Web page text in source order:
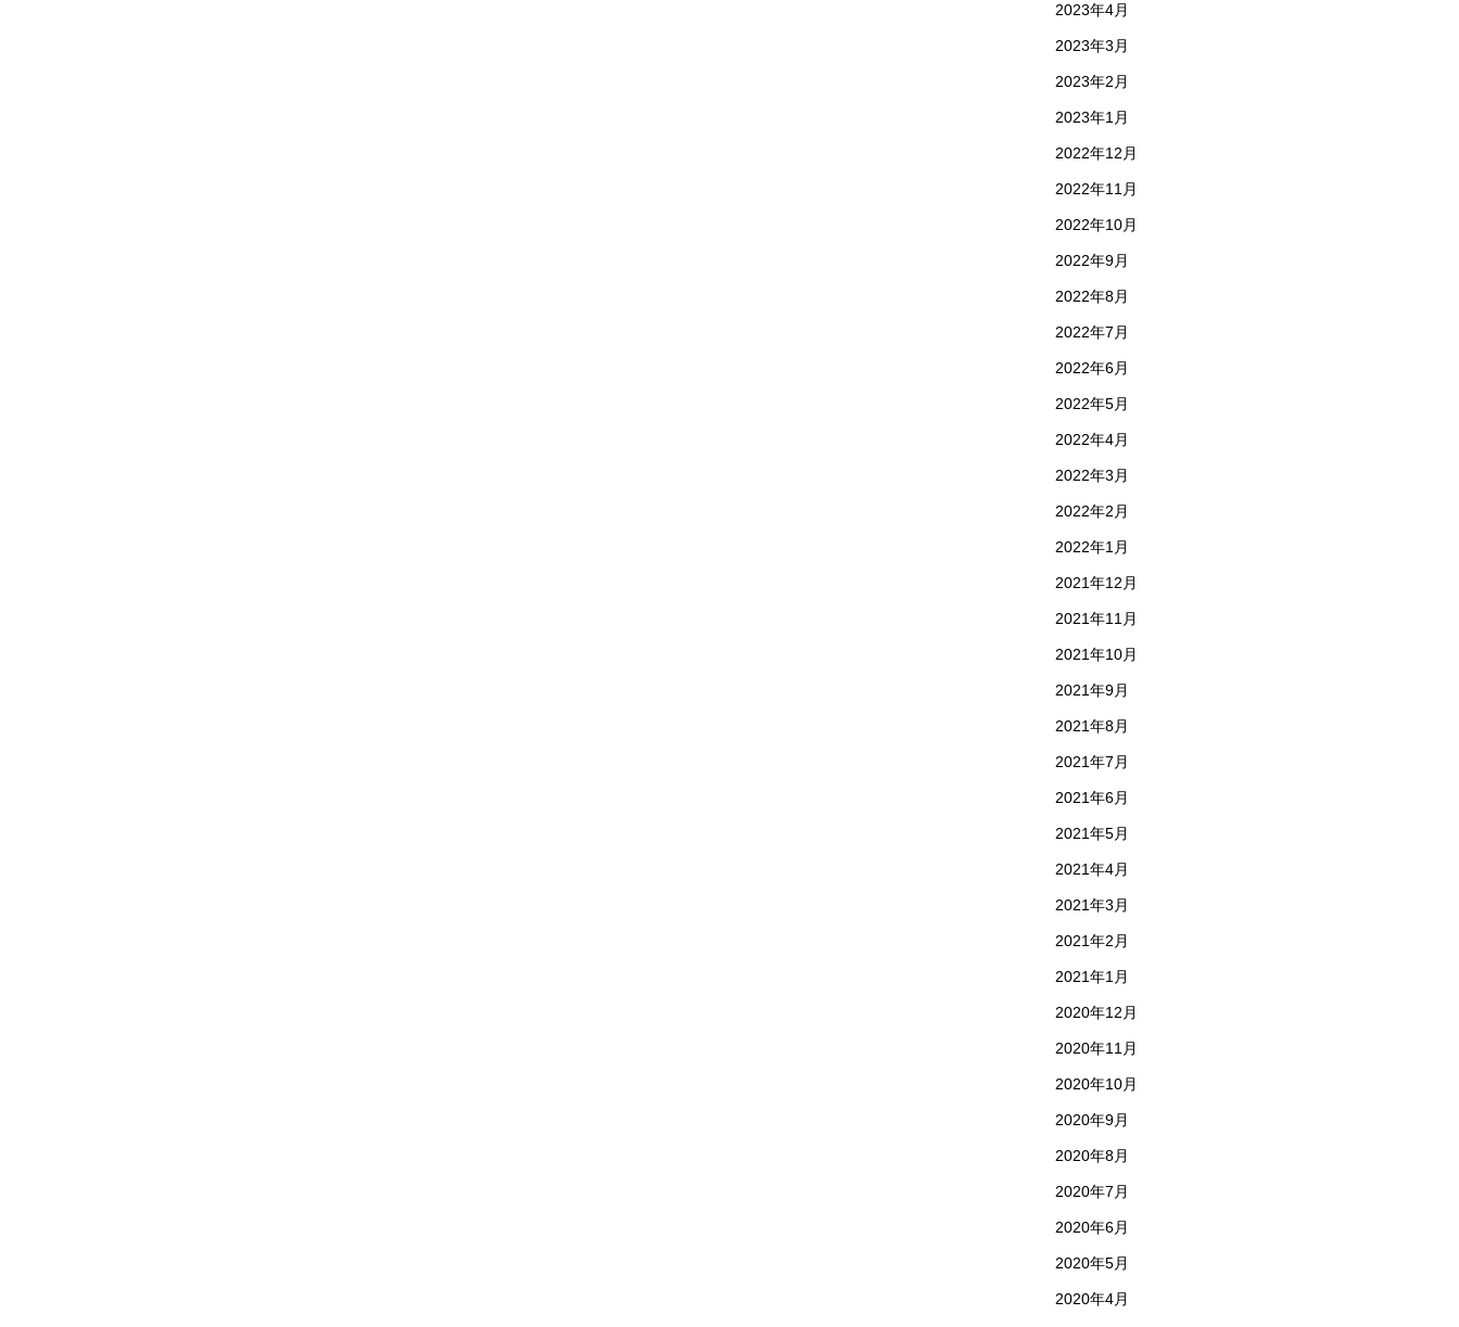
2023年4月
2023年3月
2023年2月
2023年1月
2022年12月
2022年11月
2022年10月
2022年9月
2022年8月
2022年7月
2022年6月
2022年5月
2022年4月
2022年3月
2022年2月
2022年1月
2021年12月
2021年11月
2021年10月
2021年9月
2021年8月
2021年7月
2021年6月
2021年5月
2021年4月
2021年3月
2021年2月
2021年1月
2020年12月
2020年11月
2020年10月
2020年9月
2020年8月
2020年7月
2020年6月
2020年5月
2020年4月